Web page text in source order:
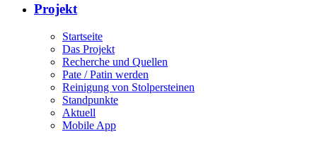
Projekt
Startseite
Das Projekt
Recherche und Quellen
Pate / Patin werden
Reinigung von Stolpersteinen
Standpunkte
Aktuell
Mobile App